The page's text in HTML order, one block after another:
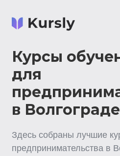
Курсы
для
в Волгограде
Здесь собраны лучшие
предпринимательства в